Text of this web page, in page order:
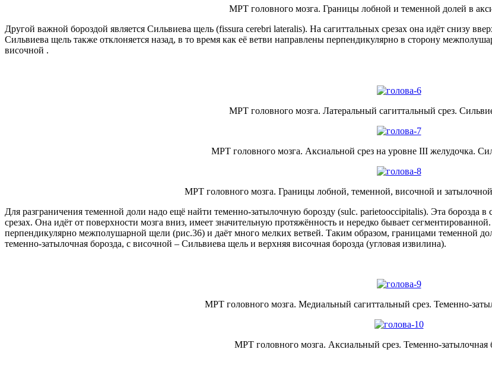
МРТ головного мозга. Границы лобной и теменной долей в
Другой важной бороздой является Сильвиева щель (fissura cerebri lateralis). На сагиттальных срезах она идёт снизу
Сильвиева щель также отклоняется назад, в то время как её ветви направлены перпендикулярно в сторону
височной .
МРТ головного мозга. Латеральный сагиттальный срез.
МРТ головного мозга. Аксиальной срез на уровне III желудочка.
МРТ головного мозга. Границы лобной, теменной, височной и затылочной
Для разграничения теменной доли надо ещё найти теменно-затылочную борозду (sulc. parietooccipitalis). Эта борозда
срезах. Она идёт от поверхности мозга вниз, имеет значительную протяжённость и нередко бывает
перпендикулярно межполушарной щели (рис.36) и даёт много мелких ветвей. Таким образом, границами теменной
теменно-затылочная борозда, с височной – Сильвиева щель и верхняя височная борозда (угловая извилина).
МРТ головного мозга. Медиальный сагиттальный срез. Теменно-
МРТ головного мозга. Аксиальный срез. Теменно-затылочная